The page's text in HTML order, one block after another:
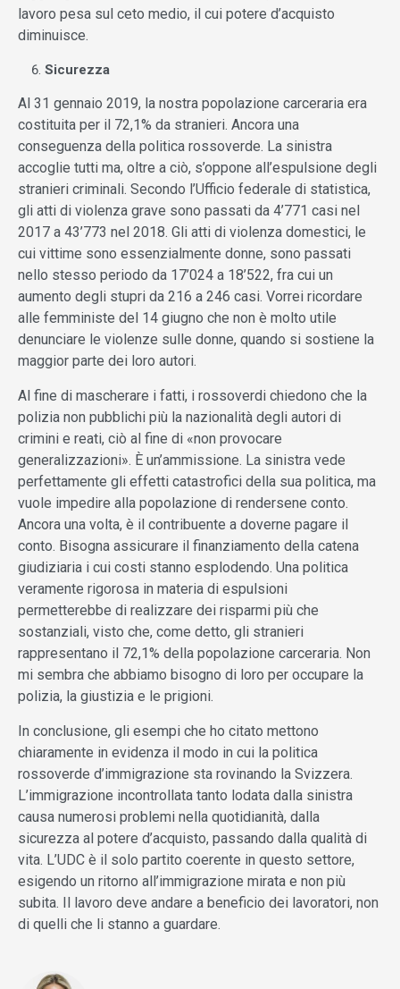
lavoro pesa sul ceto medio, il cui potere d’acquisto
diminuisce.
Sicurezza
Al 31 gennaio 2019, la nostra popolazione carceraria era
costituita per il 72,1% da stranieri. Ancora una
conseguenza della politica rossoverde. La sinistra
accoglie tutti ma, oltre a ciò, s’oppone all’espulsione degli
stranieri criminali. Secondo l’Ufficio federale di statistica,
gli atti di violenza grave sono passati da 4’771 casi nel
2017 a 43’773 nel 2018. Gli atti di violenza domestici, le
cui vittime sono essenzialmente donne, sono passati
nello stesso periodo da 17’024 a 18’522, fra cui un
aumento degli stupri da 216 a 246 casi. Vorrei ricordare
alle femministe del 14 giugno che non è molto utile
denunciare le violenze sulle donne, quando si sostiene la
maggior parte dei loro autori.
Al fine di mascherare i fatti, i rossoverdi chiedono che la
polizia non pubblichi più la nazionalità degli autori di
crimini e reati, ciò al fine di «non provocare
generalizzazioni». È un’ammissione. La sinistra vede
perfettamente gli effetti catastrofici della sua politica, ma
vuole impedire alla popolazione di rendersene conto.
Ancora una volta, è il contribuente a doverne pagare il
conto. Bisogna assicurare il finanziamento della catena
giudiziaria i cui costi stanno esplodendo. Una politica
veramente rigorosa in materia di espulsioni
permetterebbe di realizzare dei risparmi più che
sostanziali, visto che, come detto, gli stranieri
rappresentano il 72,1% della popolazione carceraria. Non
mi sembra che abbiamo bisogno di loro per occupare la
polizia, la giustizia e le prigioni.
In conclusione, gli esempi che ho citato mettono
chiaramente in evidenza il modo in cui la politica
rossoverde d’immigrazione sta rovinando la Svizzera.
L’immigrazione incontrollata tanto lodata dalla sinistra
causa numerosi problemi nella quotidianità, dalla
sicurezza al potere d’acquisto, passando dalla qualità di
vita. L’UDC è il solo partito coerente in questo settore,
esigendo un ritorno all’immigrazione mirata e non più
subita. Il lavoro deve andare a beneficio dei lavoratori, non
di quelli che li stanno a guardare.